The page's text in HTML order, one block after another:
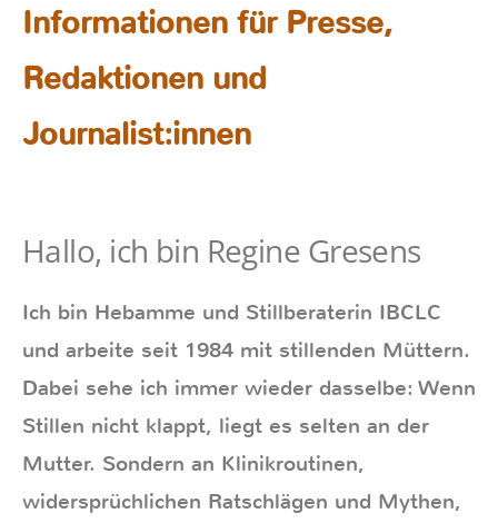
Informationen für Presse,
Redaktionen und
Journalist:innen
Hallo, ich bin Regine Gresens
Ich bin Hebamme und Stillberaterin IBCLC
und arbeite seit 1984 mit stillenden Müttern.
Dabei sehe ich immer wieder dasselbe: Wenn
Stillen nicht klappt, liegt es selten an der
Mutter. Sondern an Klinikroutinen,
widersprüchlichen Ratschlägen und Mythen,